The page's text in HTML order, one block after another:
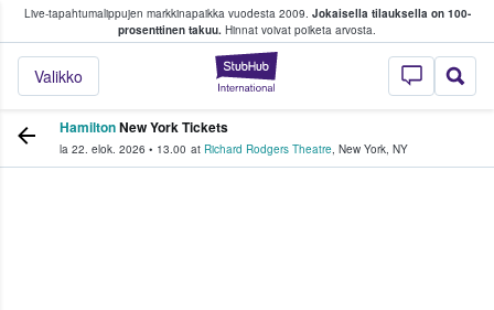
Live-tapahtumalippujen markkinapaikka vuodesta 2009. Jokaisella tilauksella on 100-
prosenttinen takuu. Hinnat voivat poiketa arvosta.
StubHub -
Valikko
fanit ostavat ja myyvät lippuja
HamiltonNew York Tickets
la 22. elok. 2026 • 13.00 at Richard Rodgers Theatre, New York, NY